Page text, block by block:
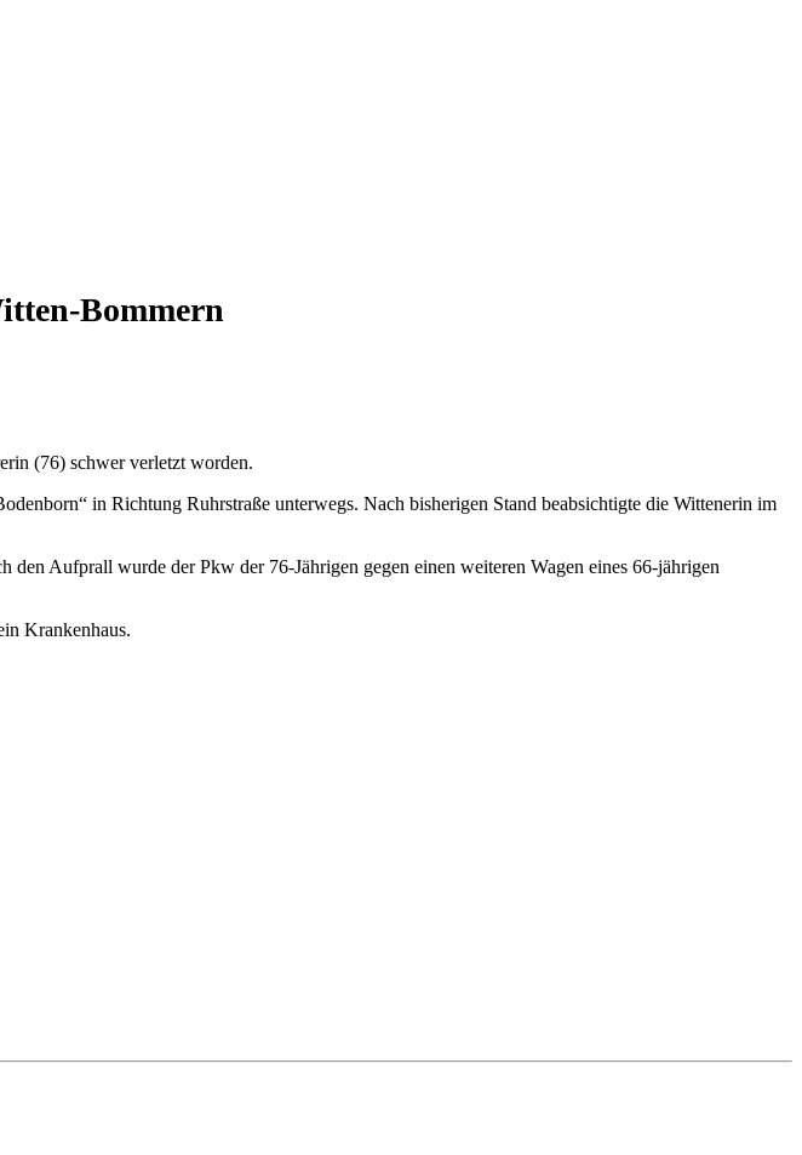
Bommern
(76) schwer verletzt worden.
in Richtung Ruhrstraße unterwegs. Nach bisherigen Stand beabsichtigte die Wittenerin im
Aufprall wurde der Pkw der 76-Jährigen gegen einen weiteren Wagen eines 66-jährigen
Krankenhaus.